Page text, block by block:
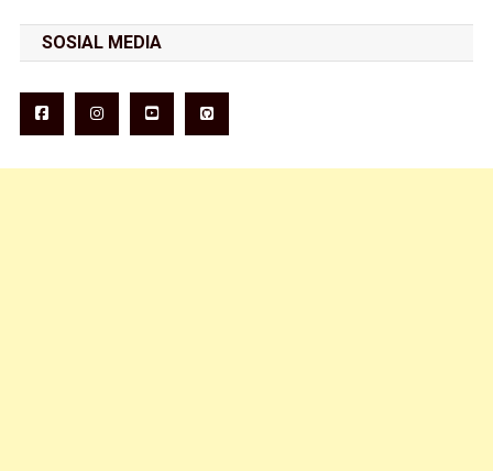
SOSIAL MEDIA